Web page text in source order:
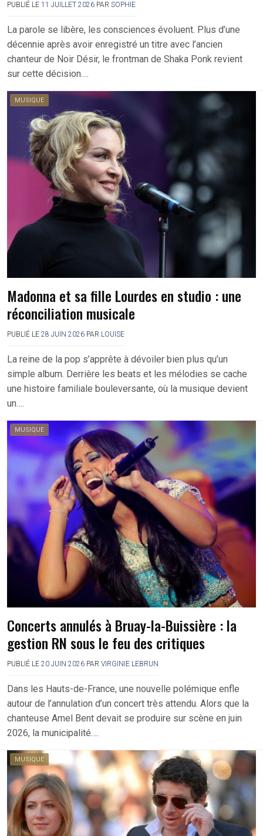
PUBLIÉ LE 11 JUILLET 2026 PAR SOPHIE
La parole se libère, les consciences évoluent. Plus d’une
décennie après avoir enregistré un titre avec l’ancien
chanteur de Noir Désir, le frontman de Shaka Ponk revient
sur cette décision….
MUSIQUE
Madonna et sa fille Lourdes en studio : une
réconciliation musicale
PUBLIÉ LE 28 JUIN 2026 PAR LOUISE
La reine de la pop s’apprête à dévoiler bien plus qu’un
simple album. Derrière les beats et les mélodies se cache
une histoire familiale bouleversante, où la musique devient
un….
MUSIQUE
Concerts annulés à Bruay-la-Buissière : la
gestion RN sous le feu des critiques
PUBLIÉ LE 20 JUIN 2026 PAR VIRGINIE LEBRUN
Dans les Hauts-de-France, une nouvelle polémique enfle
autour de l’annulation d’un concert très attendu. Alors que la
chanteuse Amel Bent devait se produire sur scène en juin
2026, la municipalité….
MUSIQUE